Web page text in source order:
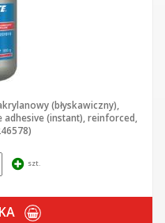
(błyskawiczny),
(instant), reinforced,
szt.